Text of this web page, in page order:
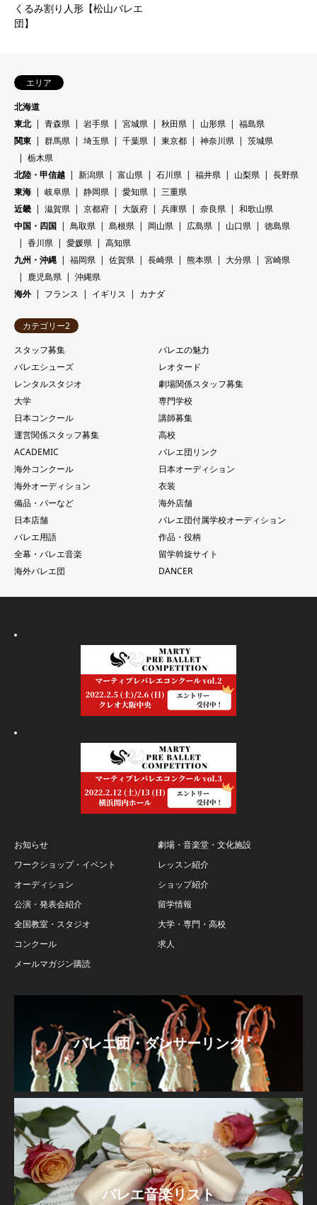
くるみ割り人形【松山バレエ
団】
エリア
北海道
東北
青森県 岩手県 宮城県 秋田県 山形県
福島県
関東
群馬県 埼玉県 千葉県 東京都 神奈川県
茨城県
栃木県
北陸・甲信越
新潟県 富山県 石川県 福井県 山梨県
長野県
東海
岐阜県 静岡県 愛知県
三重県
近畿
滋賀県 京都府 大阪府 兵庫県 奈良県
和歌山県
中国・四国
鳥取県 島根県 岡山県 広島県 山口県
徳島県
香川県
愛媛県
高知県
九州・沖縄
福岡県 佐賀県 長崎県 熊本県 大分県
宮崎県
鹿児島県
沖縄県
海外
フランス イギリス カナダ
カテゴリー2
スタッフ募集
バレエの魅力
バレエシューズ
レオタード
レンタルスタジオ
劇場関係スタッフ募集
大学
専門学校
日本コンクール
講師募集
運営関係スタッフ募集
高校
ACADEMIC
バレエ団リンク
海外コンクール
日本オーディション
海外オーディション
衣装
備品・バーなど
海外店舗
日本店舗
バレエ団付属学校オーディション
バレエ用語
作品・役柄
全幕・バレエ音楽
留学斡旋サイト
海外バレエ団
DANCER
お知らせ
ワークショップ・イベント
オーディション
公演・発表会紹介
全国教室・スタジオ
コンクール
メールマガジン購読
劇場・音楽堂・文化施設
レッスン紹介
ショップ紹介
留学情報
大学・専門・高校
求人
バレエ団・ダンサーリンク
バレエ音楽リスト